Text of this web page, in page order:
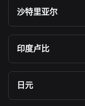
沙特里亚尔
印度卢比
日元